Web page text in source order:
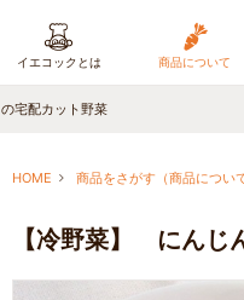
イエコックとは 商品について
の宅配カット野菜
HOME 商品をさがす（商品につい
【冷野菜】 にん